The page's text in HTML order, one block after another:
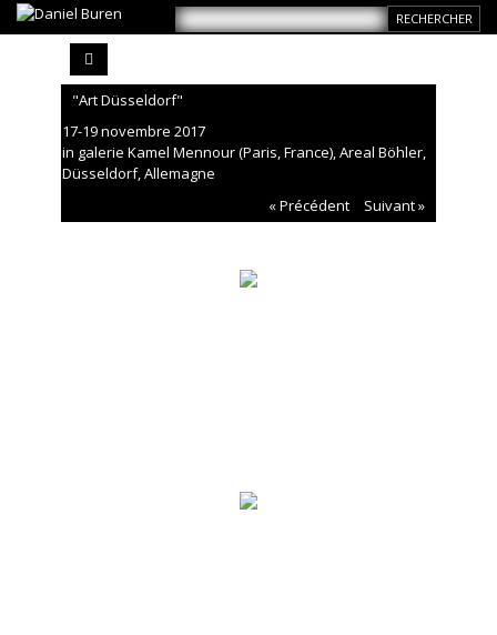
"Art Düsseldorf"
17-19 novembre 2017
in galerie Kamel Mennour (Paris, France), Areal Böhler,
Düsseldorf, Allemagne
« Précédent
Suivant »